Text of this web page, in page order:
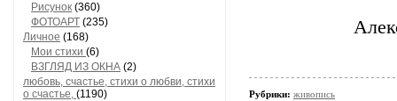
Рисунок (360)
ФОТОАРТ (235)
Личное (168)
Мои стихи (6)
ВЗГЛЯД ИЗ ОКНА (2)
любовь, счастье, стихи о любви, стихи
о счастье, (1190)
Рубрики: живопись